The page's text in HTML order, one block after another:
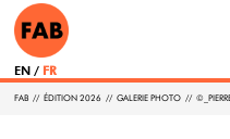
EN FR
FAB // ÉDITION 2026 // GALERIE PHOTO //